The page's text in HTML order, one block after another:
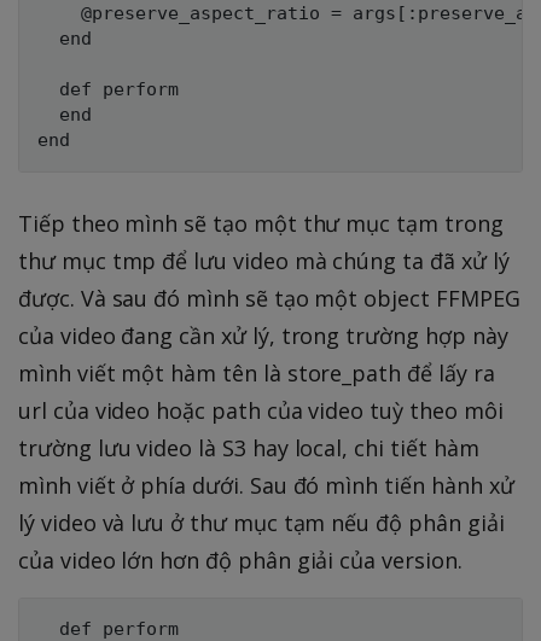
@preserve_aspect_ratio =
  end
  def perform
  end
Tiếp theo mình sẽ tạo một thư mục tạm trong
thư mục tmp để lưu video mà chúng ta đã xử lý
được. Và sau đó mình sẽ tạo một object FFMPEG
của video đang cần xử lý, trong trường hợp này
mình viết một hàm tên là store_path để lấy ra
url của video hoặc path của video tuỳ theo môi
trường lưu video là S3 hay local, chi tiết hàm
mình viết ở phía dưới. Sau đó mình tiến hành xử
lý video và lưu ở thư mục tạm nếu độ phân giải
của video lớn hơn độ phân giải của version.
  def perform